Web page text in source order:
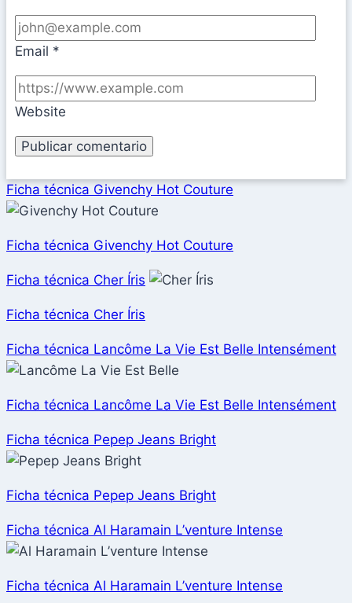
Email *
Website
Ficha técnica Givenchy Hot Couture
Ficha técnica Givenchy Hot Couture
Ficha técnica Cher Íris
Ficha técnica Cher Íris
Ficha técnica Lancôme La Vie Est Belle Intensément
Ficha técnica Lancôme La Vie Est Belle Intensément
Ficha técnica Pepep Jeans Bright
Ficha técnica Pepep Jeans Bright
Ficha técnica Al Haramain L’venture Intense
Ficha técnica Al Haramain L’venture Intense